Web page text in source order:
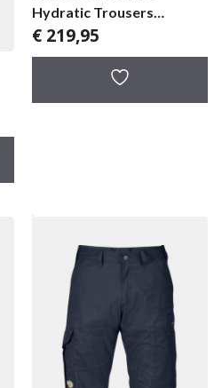
Hydratic Trousers
herenbroek
€ 219,95